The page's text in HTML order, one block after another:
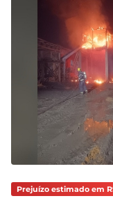
Prejuízo estimado em